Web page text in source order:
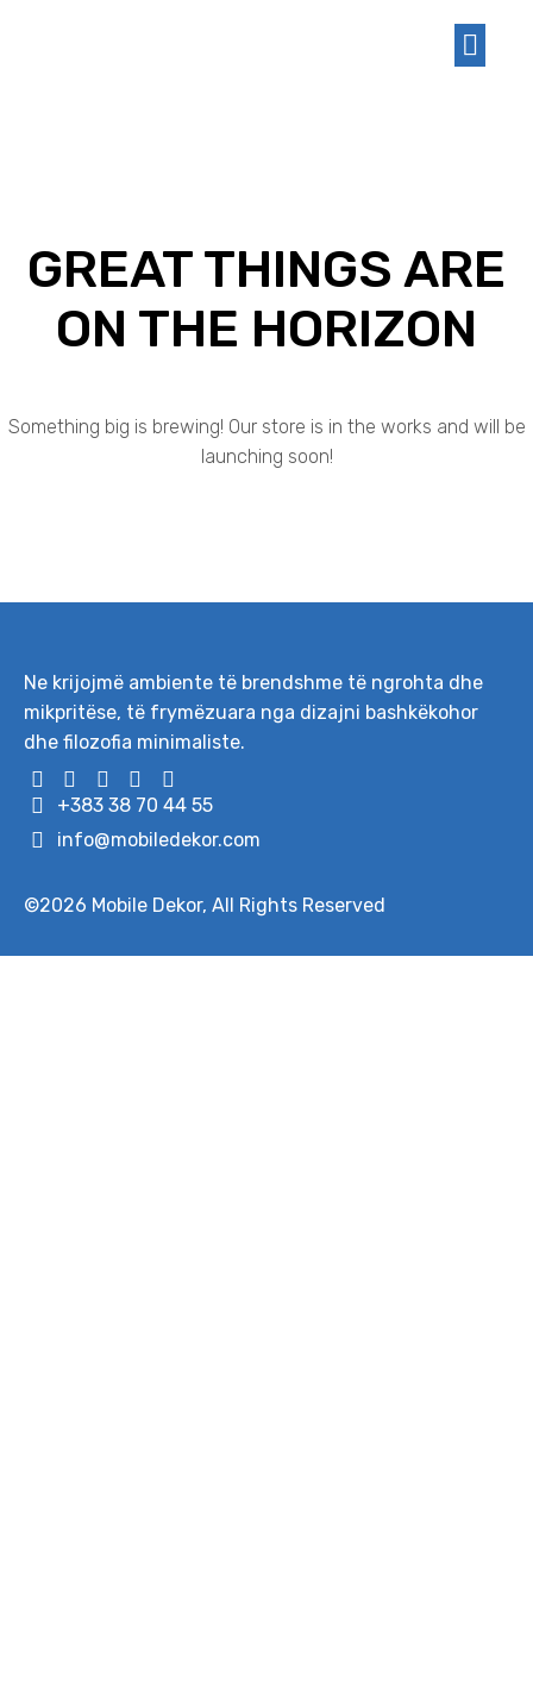
GREAT THINGS ARE
ON THE HORIZON
Something big is brewing! Our store is in the works and will be
launching soon!
Ne krijojmë ambiente të brendshme të ngrohta dhe
mikpritëse, të frymëzuara nga dizajni bashkëkohor
dhe filozofia minimaliste.
+383 38 70 44 55
info@mobiledekor.com
©2026 Mobile Dekor, All Rights Reserved